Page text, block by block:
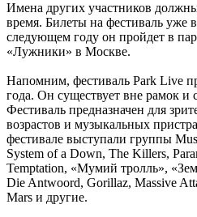
Имена других участников
время. Билеты на фестиваль уже
следующем году он пройдет в
«Лужники» в Москве.
Напомним, фестиваль Park Live
года. Он существует вне рамок и
Фестиваль предназначен для
возрастов и музыкальных
фестивале выступали группы
System of a Down, The Killers,
Temptation, «Мумий тролль»,
Die Antwoord, Gorillaz, Massive
Mars и другие.